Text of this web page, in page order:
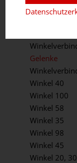
Gelenke
Winkel 40
Winkel 100
Winkel 58
Winkel 35
Winkel 98
Winkel 45
Winkel 20, 30